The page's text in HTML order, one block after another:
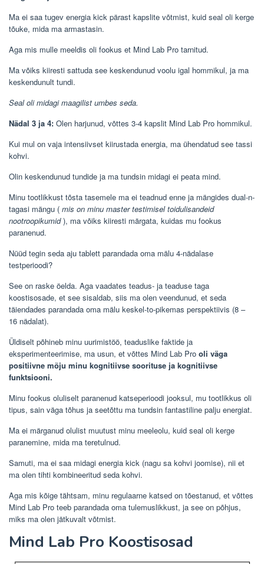
Ma ei saa tugev energia kick pärast kapslite võtmist, kuid seal oli kerge
tõuke, mida ma armastasin.
Aga mis mulle meeldis oli fookus et Mind Lab Pro tarnitud.
Ma võiks kiiresti sattuda see keskendunud voolu igal hommikul, ja ma
keskendunult tundi.
Seal oli midagi maagilist umbes seda.
Nädal 3 ja 4: Olen harjunud, võttes 3-4 kapslit Mind Lab Pro hommikul.
Kui mul on vaja intensiivset kiirustada energia, ma ühendatud see tassi
kohvi.
Olin keskendunud tundide ja ma tundsin midagi ei peata mind.
Minu tootlikkust tõsta tasemele ma ei teadnud enne ja mängides dual-n-
tagasi mängu ( mis on minu master testimisel toidulisandeid
nootroopikumid), ma võiks kiiresti märgata, kuidas mu fookus
paranenud.
Nüüd tegin seda aju tablett parandada oma mälu 4-nädalase
testperioodi?
See on raske öelda. Aga vaadates teadus- ja teaduse taga
koostisosade, et see sisaldab, siis ma olen veendunud, et seda
täiendades parandada oma mälu keskel-to-pikemas perspektiivis (8 –
16 nädalat).
Üldiselt põhineb minu uurimistöö, teaduslike faktide ja
eksperimenteerimise, ma usun, et võttes Mind Lab Pro oli väga
positiivne mõju minu kognitiivse soorituse ja kognitiivse
funktsiooni.
Minu fookus oluliselt paranenud katseperioodi jooksul, mu tootlikkus oli
tipus, sain väga tõhus ja seetõttu ma tundsin fantastiline palju energiat.
Ma ei märganud olulist muutust minu meeleolu, kuid seal oli kerge
paranemine, mida ma teretulnud.
Samuti, ma ei saa midagi energia kick (nagu sa kohvi joomise), nii et
ma olen tihti kombineeritud seda kohvi.
Aga mis kõige tähtsam, minu regulaarne katsed on tõestanud, et võttes
Mind Lab Pro teeb parandada oma tulemuslikkust, ja see on põhjus,
miks ma olen jätkuvalt võtmist.
Mind Lab Pro Koostisosad